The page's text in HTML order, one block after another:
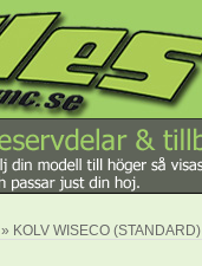
» KOLV WISECO (STANDARD)